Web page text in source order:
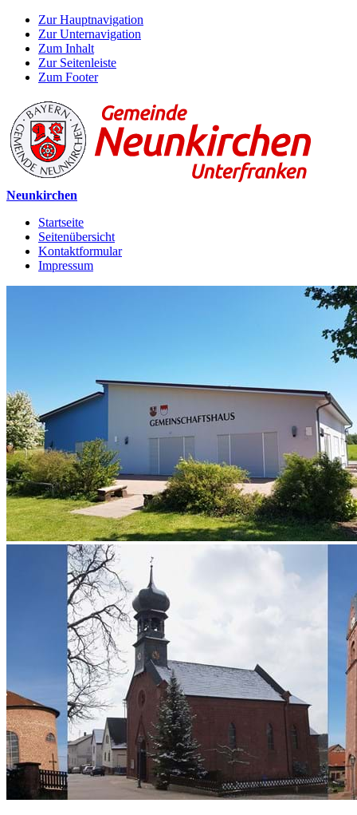
Zur Hauptnavigation
Zur Unternavigation
Zum Inhalt
Zur Seitenleiste
Zum Footer
Neunkirchen
Startseite
Seitenübersicht
Kontaktformular
Impressum